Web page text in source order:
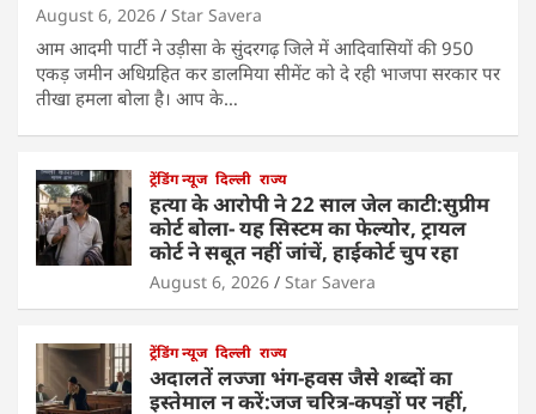
August 6, 2026 Star Savera
आम आदमी पार्टी ने उड़ीसा के सुंदरगढ़ जिले में आदिवासियों की 950
एकड़ जमीन अधिग्रहित कर डालमिया सीमेंट को दे रही भाजपा सरकार पर
तीखा हमला बोला है। आप के…
ट्रेंडिंग न्यूज दिल्ली राज्य
हत्या के आरोपी ने 22 साल जेल काटी:सुप्रीम
कोर्ट बोला- यह सिस्टम का फेल्योर, ट्रायल
कोर्ट ने सबूत नहीं जांचें, हाईकोर्ट चुप रहा
August 6, 2026 Star Savera
ट्रेंडिंग न्यूज दिल्ली राज्य
अदालतें लज्जा भंग-हवस जैसे शब्दों का
इस्तेमाल न करें:जज चरित्र-कपड़ों पर नहीं,